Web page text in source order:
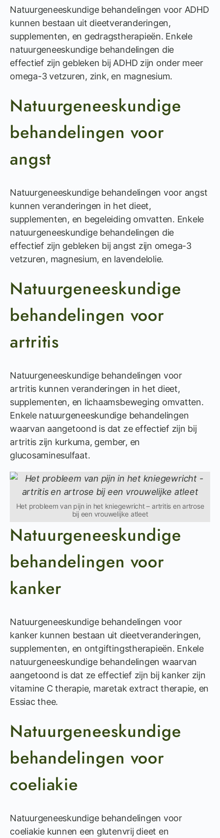
Natuurgeneeskundige behandelingen voor ADHD
kunnen bestaan uit dieetveranderingen,
supplementen, en gedragstherapieën. Enkele
natuurgeneeskundige behandelingen die
effectief zijn gebleken bij ADHD zijn onder meer
omega-3 vetzuren, zink, en magnesium.
Natuurgeneeskundige
behandelingen voor
angst
Natuurgeneeskundige behandelingen voor angst
kunnen veranderingen in het dieet,
supplementen, en begeleiding omvatten. Enkele
natuurgeneeskundige behandelingen die
effectief zijn gebleken bij angst zijn omega-3
vetzuren, magnesium, en lavendelolie.
Natuurgeneeskundige
behandelingen voor
artritis
Natuurgeneeskundige behandelingen voor
artritis kunnen veranderingen in het dieet,
supplementen, en lichaamsbeweging omvatten.
Enkele natuurgeneeskundige behandelingen
waarvan aangetoond is dat ze effectief zijn bij
artritis zijn kurkuma, gember, en
glucosaminesulfaat.
Het probleem van pijn in het kniegewricht – artritis en artrose
bij een vrouwelijke atleet
Natuurgeneeskundige
behandelingen voor
kanker
Natuurgeneeskundige behandelingen voor
kanker kunnen bestaan uit dieetveranderingen,
supplementen, en ontgiftingstherapieën. Enkele
natuurgeneeskundige behandelingen waarvan
aangetoond is dat ze effectief zijn bij kanker zijn
vitamine C therapie, maretak extract therapie, en
Essiac thee.
Natuurgeneeskundige
behandelingen voor
coeliakie
Natuurgeneeskundige behandelingen voor
coeliakie kunnen een glutenvrij dieet en